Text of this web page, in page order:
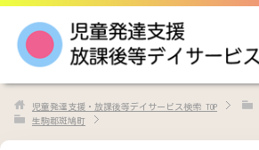
児童発達支援・放課後等デイサービス検索 TOP
生駒郡斑鳩町